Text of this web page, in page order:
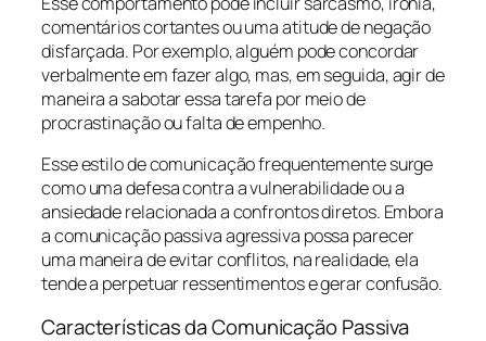
comentários cortantes ou uma atitude de negação
disfarçada. Por exemplo, alguém pode concordar
verbalmente em fazer algo, mas, em seguida, agir de
maneira a sabotar essa tarefa por meio de
procrastinação ou falta de empenho.
Esse estilo de comunicação frequentemente surge
como uma defesa contra a vulnerabilidade ou a
ansiedade relacionada a confrontos diretos. Embora
a comunicação passiva agressiva possa parecer
uma maneira de evitar conflitos, na realidade, ela
tende a perpetuar ressentimentos e gerar confusão.
Características da Comunicação Passiva